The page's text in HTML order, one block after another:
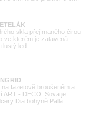
skla přejímaného čirou
ve kterém je zatavená
led. ...
fazetově broušeném a
ART - DECO. Sova je
Dia bohyně Palla ...